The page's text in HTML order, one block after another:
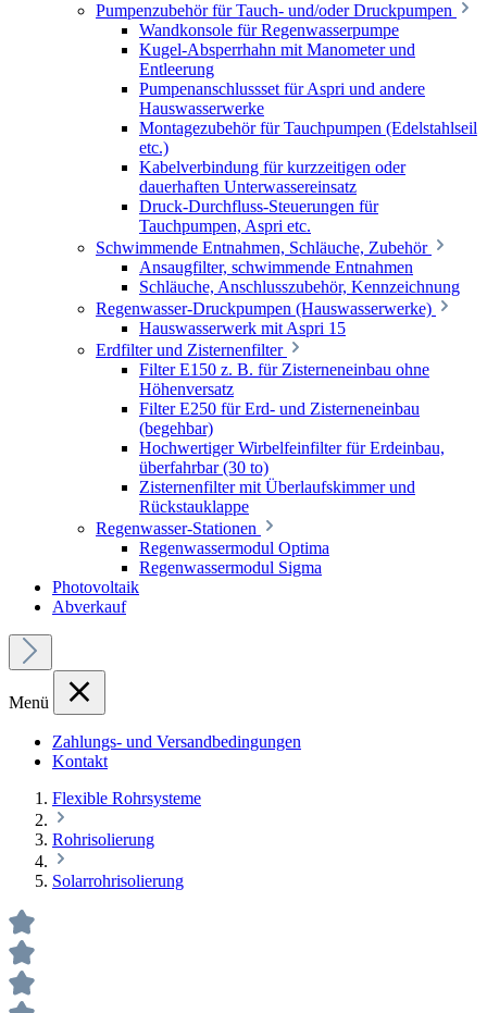
Pumpenzubehör für Tauch- und/oder Druckpumpen
Wandkonsole für Regenwasserpumpe
Kugel-Absperrhahn mit Manometer und
Entleerung
Pumpenanschlussset für Aspri und andere
Hauswasserwerke
Montagezubehör für Tauchpumpen (Edelstahlseil
etc.)
Kabelverbindung für kurzzeitigen oder
dauerhaften Unterwassereinsatz
Druck-Durchfluss-Steuerungen für
Tauchpumpen, Aspri etc.
Schwimmende Entnahmen, Schläuche, Zubehör
Ansaugfilter, schwimmende Entnahmen
Schläuche, Anschlusszubehör, Kennzeichnung
Regenwasser-Druckpumpen (Hauswasserwerke)
Hauswasserwerk mit Aspri 15
Erdfilter und Zisternenfilter
Filter E150 z. B. für Zisterneneinbau ohne
Höhenversatz
Filter E250 für Erd- und Zisterneneinbau
(begehbar)
Hochwertiger Wirbelfeinfilter für Erdeinbau,
überfahrbar (30 to)
Zisternenfilter mit Überlaufskimmer und
Rückstauklappe
Regenwasser-Stationen
Regenwassermodul Optima
Regenwassermodul Sigma
Photovoltaik
Abverkauf
Menü
Zahlungs- und Versandbedingungen
Kontakt
Flexible Rohrsysteme
Rohrisolierung
Solarrohrisolierung